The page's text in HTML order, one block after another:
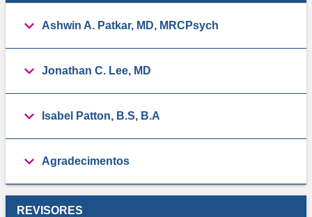
Ashwin A. Patkar, MD, MRCPsych
Jonathan C. Lee, MD
Isabel Patton, B.S, B.A
Agradecimentos
REVISORES